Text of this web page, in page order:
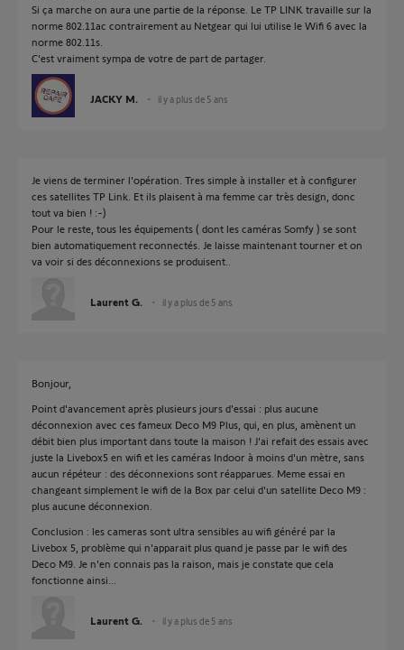
Si ça marche on aura une partie de la réponse. Le TP LINK travaille sur la
norme 802.11ac contrairement au Netgear qui lui utilise le Wifi 6 avec la
norme 802.11s.
C'est vraiment sympa de votre de part de partager.
JACKY M. il y a plus de 5 ans
Je viens de terminer l'opération. Tres simple à installer et à configurer
ces satellites TP Link. Et ils plaisent à ma femme car très design, donc
tout va bien ! :-)
Pour le reste, tous les équipements ( dont les caméras Somfy ) se sont
bien automatiquement reconnectés. Je laisse maintenant tourner et on
va voir si des déconnexions se produisent..
Laurent G. il y a plus de 5 ans
Bonjour,
Point d'avancement après plusieurs jours d'essai : plus aucune
déconnexion avec ces fameux Deco M9 Plus, qui, en plus, amènent un
débit bien plus important dans toute la maison ! J'ai refait des essais avec
juste la Livebox5 en wifi et les caméras Indoor à moins d'un mètre, sans
aucun répéteur : des déconnexions sont réapparues. Meme essai en
changeant simplement le wifi de la Box par celui d'un satellite Deco M9 :
plus aucune déconnexion.
Conclusion : les cameras sont ultra sensibles au wifi généré par la
Livebox 5, problème qui n'apparait plus quand je passe par le wifi des
Deco M9. Je n'en connais pas la raison, mais je constate que cela
fonctionne ainsi...
Laurent G. il y a plus de 5 ans